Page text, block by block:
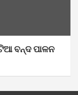
ବନ୍ଦ ପାଳନ